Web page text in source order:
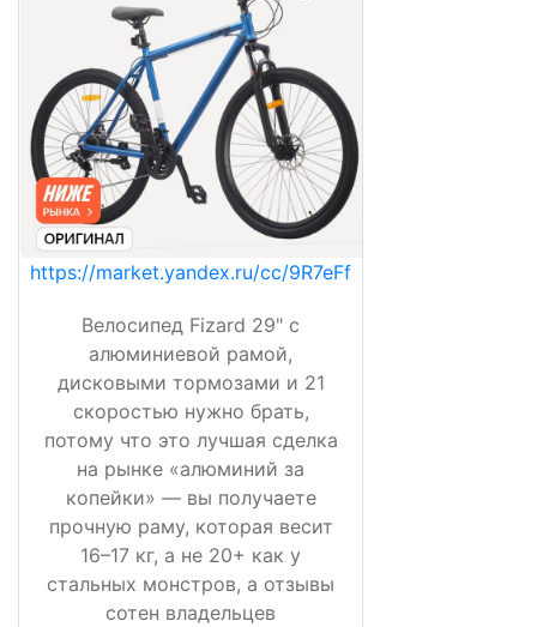
https://market.yandex.ru/cc/9R7eFf
Велосипед Fizard 29" с
алюминиевой рамой,
дисковыми тормозами и 21
скоростью нужно брать,
потому что это лучшая сделка
на рынке «алюминий за
копейки» — вы получаете
прочную раму, которая весит
16–17 кг, а не 20+ как у
стальных монстров, а отзывы
сотен владельцев